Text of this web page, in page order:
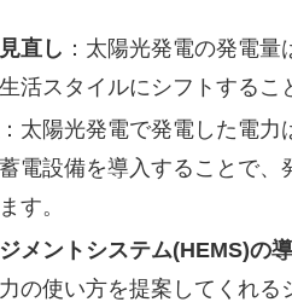
直し ：太陽光発電の発電
活スタイルにシフトするこ
：太陽光発電で発電した電
電設備を導入することで
す。
メントシステム(HEMS)の
の使い方を提案してくれ